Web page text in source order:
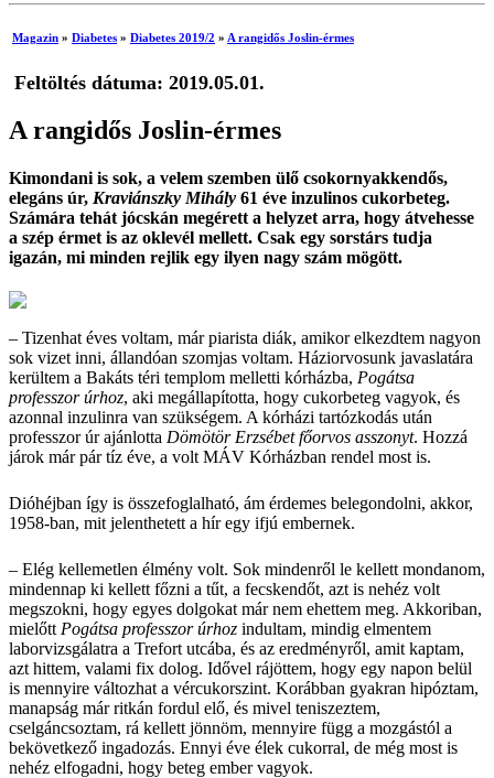
Magazin » Diabetes » Diabetes 2019/2 » A rangidős Joslin-érmes
Feltöltés dátuma: 2019.05.01.
A rangidős Joslin-érmes
Kimondani is sok, a velem szemben ülő csokornyakkendős,
elegáns úr, Kraviánszky Mihály 61 éve inzulinos cukorbeteg.
Számára tehát jócskán megérett a helyzet arra, hogy átvehesse
a szép érmet is az oklevél mellett. Csak egy sorstárs tudja
igazán, mi minden rejlik egy ilyen nagy szám mögött.
– Tizenhat éves voltam, már piarista diák, amikor elkezdtem nagyon
sok vizet inni, állandóan szomjas voltam. Háziorvosunk javaslatára
kerültem a Bakáts téri templom melletti kórházba, Pogátsa
professzor úrhoz, aki megállapította, hogy cukorbeteg vagyok, és
azonnal inzulinra van szükségem. A kórházi tartózkodás után
professzor úr ajánlotta Dömötör Erzsébet főorvos asszonyt. Hozzá
járok már pár tíz éve, a volt MÁV Kórházban rendel most is.
Dióhéjban így is összefoglalható, ám érdemes belegondolni, akkor,
1958-ban, mit jelenthetett a hír egy ifjú embernek.
– Elég kellemetlen élmény volt. Sok mindenről le kellett mondanom,
mindennap ki kellett főzni a tűt, a fecskendőt, azt is nehéz volt
megszokni, hogy egyes dolgokat már nem ehettem meg. Akkoriban,
mielőtt Pogátsa professzor úrhoz indultam, mindig elmentem
laborvizsgálatra a Trefort utcába, és az eredményről, amit kaptam,
azt hittem, valami fix dolog. Idővel rájöttem, hogy egy napon belül
is mennyire változhat a vércukorszint. Korábban gyakran hipóztam,
manapság már ritkán fordul elő, és mivel teniszeztem,
cselgáncsoztam, rá kellett jönnöm, mennyire függ a mozgástól a
bekövetkező ingadozás. Ennyi éve élek cukorral, de még most is
nehéz elfogadni, hogy beteg ember vagyok.